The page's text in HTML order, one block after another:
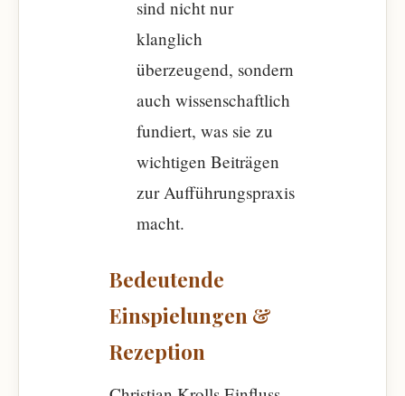
sind nicht nur
klanglich
überzeugend, sondern
auch wissenschaftlich
fundiert, was sie zu
wichtigen Beiträgen
zur Aufführungspraxis
macht.
Bedeutende
Einspielungen &
Rezeption